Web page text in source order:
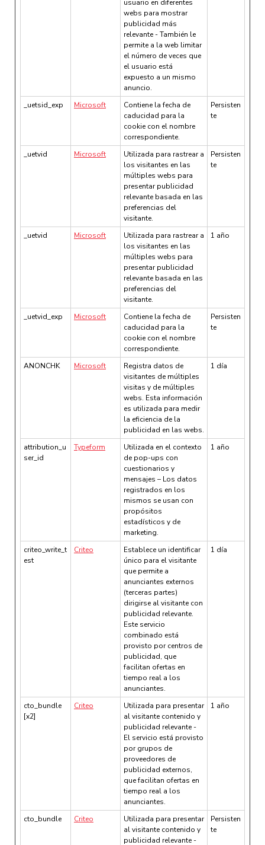
usuario en diferentes
webs para mostrar
publicidad más
relevante - También le
permite a la web limitar
el número de veces que
el usuario está
expuesto a un mismo
anuncio.
_uetsid_exp Microsoft
Contiene la fecha de
caducidad para la
cookie con el nombre
correspondiente.
Persisten
te
_uetvid Microsoft
Utilizada para rastrear a
los visitantes en las
múltiples webs para
presentar publicidad
relevante basada en las
preferencias del
visitante.
Persisten
te
_uetvid Microsoft
Utilizada para rastrear a
los visitantes en las
múltiples webs para
presentar publicidad
relevante basada en las
preferencias del
visitante.
1 año
_uetvid_exp Microsoft
Contiene la fecha de
caducidad para la
cookie con el nombre
correspondiente.
Persisten
te
ANONCHK Microsoft
Registra datos de
visitantes de múltiples
visitas y de múltiples
webs. Esta información
es utilizada para medir
la eficiencia de la
publicidad en las webs.
1 día
attribution_u
ser_id
Typeform
Utilizada en el contexto
de pop-ups con
cuestionarios y
mensajes – Los datos
registrados en los
mismos se usan con
propósitos
estadísticos y de
marketing.
1 año
criteo_write_t
est
Criteo
Establece un identificar
único para el visitante
que permite a
anunciantes externos
(terceras partes)
dirigirse al visitante con
publicidad relevante.
Este servicio
combinado está
provisto por centros de
publicidad, que
facilitan ofertas en
tiempo real a los
anunciantes.
1 día
cto_bundle
[x2]
Criteo
Utilizada para presentar
al visitante contenido y
publicidad relevante -
El servicio está provisto
por grupos de
proveedores de
publicidad externos,
que facilitan ofertas en
tiempo real a los
anunciantes.
1 año
cto_bundle Criteo
Utilizada para presentar
al visitante contenido y
publicidad relevante -
Persisten
te